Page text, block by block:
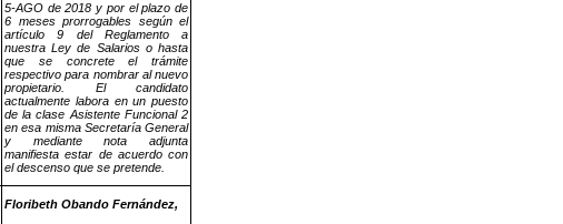
5-AGO de 2018 y por el plazo de
6 meses prorrogables según el
artículo 9 del Reglamento a
nuestra Ley de Salarios o hasta
que se concrete el trámite
respectivo para nombrar al nuevo
propietario. El candidato
actualmente labora en un puesto
de la clase Asistente Funcional 2
en esa misma Secretaría General
y mediante nota adjunta
manifiesta estar de acuerdo con
el descenso que se pretende.
Floribeth Obando Fernández,